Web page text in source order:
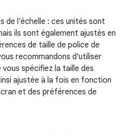
de l'échelle : ces unités sont
ils sont également ajustés en
de taille de police de
recommandons d'utiliser
spécifiez la taille des
ajustée à la fois en fonction
et des préférences de